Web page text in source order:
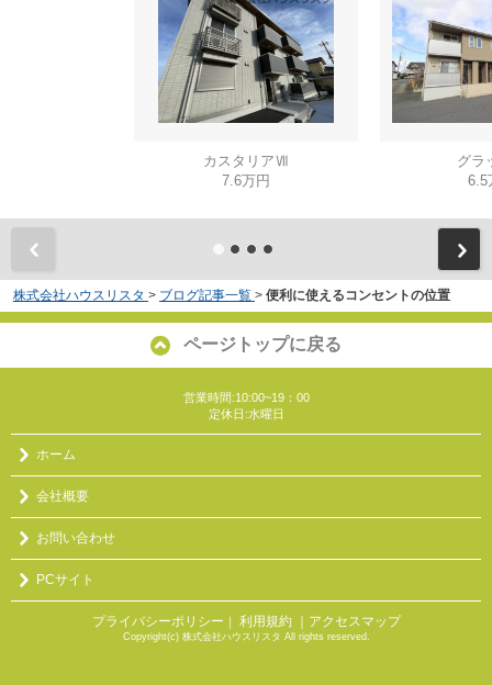
カスタリアⅦ
7.6万円
グラ
6.5
株式会社ハウスリスタ > ブログ記事一覧 > 便利に使えるコンセントの位置
ページトップに戻る
営業時間:10:00~19：00
定休日:水曜日
ホーム
会社概要
お問い合わせ
PCサイト
プライバシーポリシー 利用規約 ｜アクセスマップ
Copyright(c) 株式会社ハウスリスタ All rights reserved.